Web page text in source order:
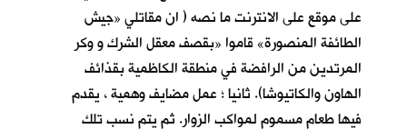
على موقع على الانترنت ما نصه ( ان مقاتلي «جيش
الطائفة المنصورة» قاموا «بقصف معقل الشرك و وكر
المرتدين من الرافضة في منطقة الكاظمية بقذائف
الهاون والكاتيوشا). ثانيا ؛ عمل مضايف وهمية ، يقدم
فيها طعام مسموم لمواكب الزوار. ثم يتم نسب تلك